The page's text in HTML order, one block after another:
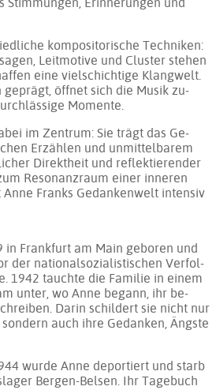
kom­po­si­to­ri­sche Tech­ni­ken:
Leit­mo­ti­ve und Clus­ter ste­hen
ei­ne viel­schich­ti­ge Klang­welt.
ge­prägt, öff­net sich die Mu­sik zu­
Mo­men­te.
im Zen­trum: Sie trägt das Ge­
Er­zäh­len und un­mit­tel­ba­rem
Di­rekt­heit und re­flek­tie­ren­der
Re­so­nanz­raum ei­ner in­ne­ren
Franks Ge­dan­ken­welt in­ten­siv
in Frank­furt am Main ge­bo­ren und
der na­tio­nal­so­zia­lis­ti­schen Ver­fol­
1942 tauch­te die Fa­mi­lie in ei­nem
un­ter, wo Anne be­gann, ihr be­
Dar­in schil­dert sie nicht nur
auch ih­re Ge­dan­ken, Ängs­te
wur­de Anne de­por­tiert und starb
Ber­gen-Bel­sen. Ihr Ta­ge­buch